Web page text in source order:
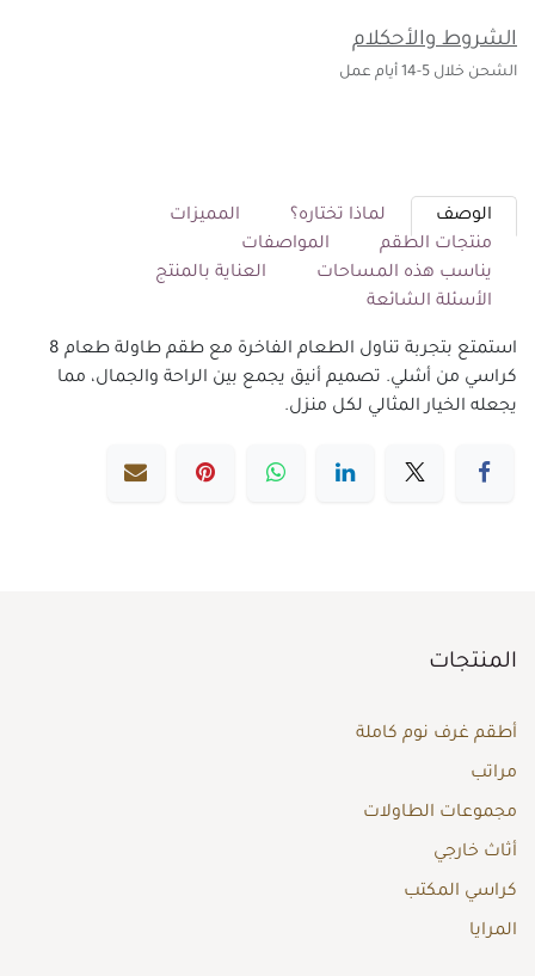
الشروط والأحكلام
الشحن خلال 5-14 أيام عمل
الوصف لماذا تختاره؟
المميزات
منتجات الطقم
المواصفات
يناسب هذه المساحات
العناية بالمنتج
الأسئلة الشائعة
استمتع بتجربة تناول الطعام الفاخرة مع طقم طاولة طعام 8
كراسي من أشلي. تصميم أنيق يجمع بين الراحة والجمال، مما
يجعله الخيار المثالي لكل منزل.
المنتجات
أطقم غرف نوم كاملة
مراتب
مجموعات الطاولات
أثاث خارجي
كراسي المكتب
المرايا